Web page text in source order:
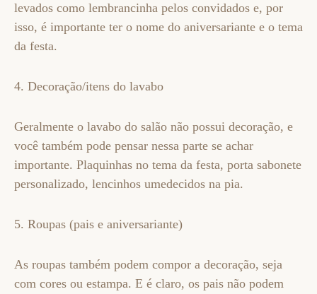
levados como lembrancinha pelos convidados e, por
isso, é importante ter o nome do aniversariante e o tema
da festa.
4. Decoração/itens do lavabo
Geralmente o lavabo do salão não possui decoração, e
você também pode pensar nessa parte se achar
importante. Plaquinhas no tema da festa, porta sabonete
personalizado, lencinhos umedecidos na pia.
5. Roupas (pais e aniversariante)
As roupas também podem compor a decoração, seja
com cores ou estampa. E é claro, os pais não podem